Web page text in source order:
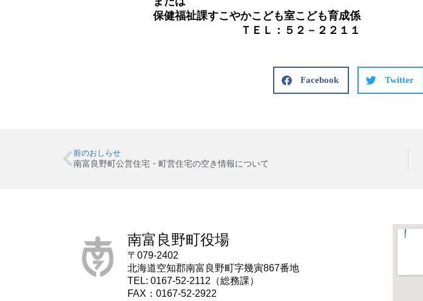
保健福祉課すこやかこども室こども育成係
ＴＥＬ：５２－２２１１
Facebook Twitter
前のおしらせ
南富良野町公営住宅・町営住宅の空き情報について
南富良野町役場
〒079-2402
北海道空知郡南富良野町字幾寅867番地
TEL: 0167-52-2112（総務課）
FAX：0167-52-2922